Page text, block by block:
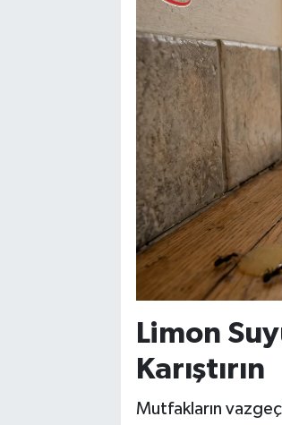
Limon
Karıştırın
Mutfakların